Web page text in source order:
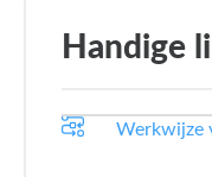
Handige
Werkwijze